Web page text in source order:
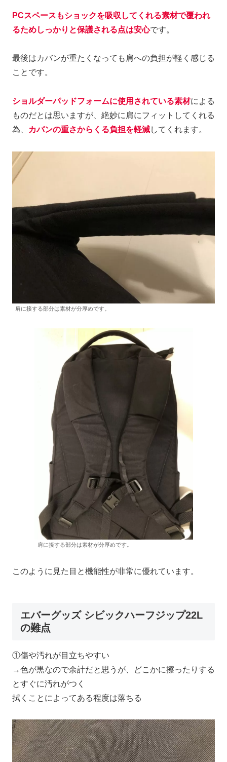
PCスペースもショックを吸収してくれる素材で覆われ
るためしっかりと保護される点は安心です。
最後はカバンが重たくなっても肩への負担が軽く感じる
ことです。
ショルダーパッドフォームに使用されている素材による
ものだとは思いますが、絶妙に肩にフィットしてくれる
為、
カバンの重さからくる負担を軽減してくれます。
肩に接する部分は素材が分厚めです。
肩に接する部分は素材が分厚めです。
このように見た目と機能性が非常に優れています。
エバーグッズ シビックハーフジップ22L
の難点
①傷や汚れが目立ちやすい
→色が黒なので余計だと思うが、どこかに擦ったりする
とすぐに汚れがつく
拭くことによってある程度は落ちる